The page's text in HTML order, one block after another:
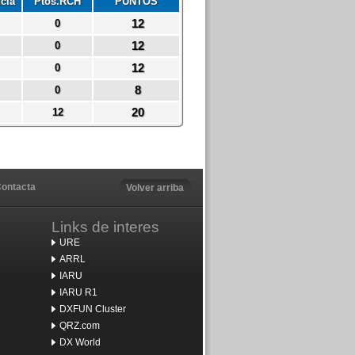
0
12
0 12
0 12
0 8
12 20
Volver arriba
Links de interes
URE
ARRL
IARU
IARU R1
DXFUN Cluster
QRZ.com
DX World